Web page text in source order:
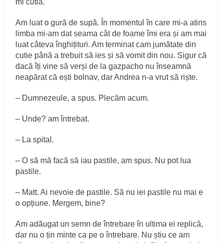
Am luat o gură de supă. În momentul în care mi-a atins
limba mi-am dat seama cât de foame îmi era și am mai
luat câteva înghițituri. Am terminat cam jumătate din
cutie până a trebuit să ies și să vomit din nou. Sigur că
dacă îți vine să verși de la gazpacho nu înseamnă
neapărat că ești bolnav, dar Andrea n-a vrut să riște.
– Dumnezeule, a spus. Plecăm acum.
– Unde? am întrebat.
– La spital.
– O să mă facă să iau pastile, am spus. Nu pot lua
pastile.
– Matt. Ai nevoie de pastile. Să nu iei pastile nu mai e
o opțiune. Mergem, bine?
Am adăugat un semn de întrebare în ultima ei replică,
dar nu o țin minte ca pe o întrebare. Nu știu ce am